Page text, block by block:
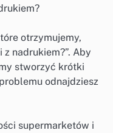
otrzymujemy,
nadrukiem?”. Aby
stworzyć krótki
odnajdziesz
supermarketów i